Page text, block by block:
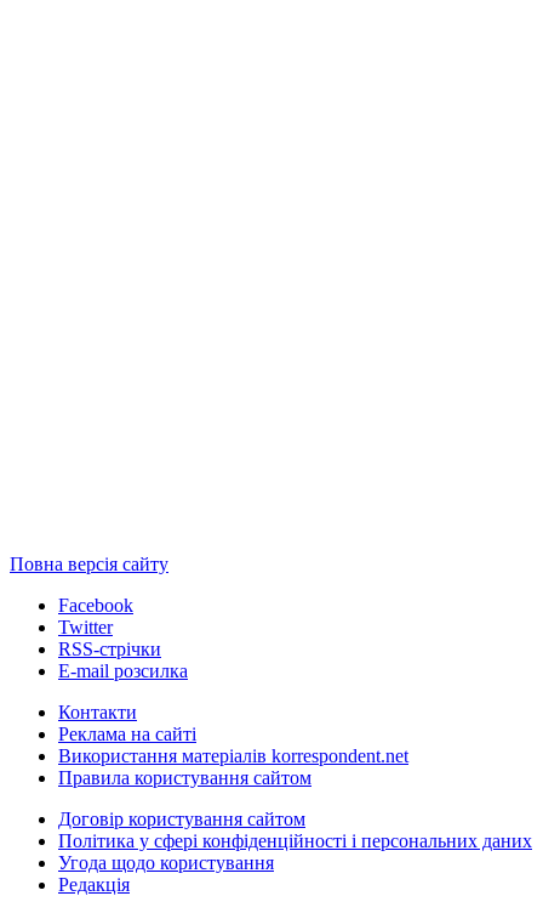
Повна версія сайту
Facebook
Twitter
RSS-стрічки
E-mail розсилка
Контакти
Реклама на сайті
Використання матеріалів korrespondent.net
Правила користування сайтом
Договір користування сайтом
Політика у сфері конфіденційності і персональних даних
Угода щодо користування
Редакція